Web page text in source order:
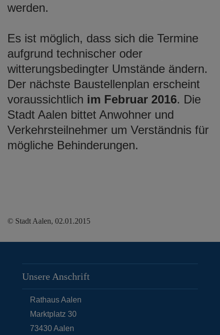
werden.
Es ist möglich, dass sich die Termine
aufgrund technischer oder
witterungsbedingter Umstände ändern.
Der nächste Baustellenplan erscheint
voraussichtlich im Februar 2016. Die
Stadt Aalen bittet Anwohner und
Verkehrsteilnehmer um Verständnis für
mögliche Behinderungen.
© Stadt Aalen, 02.01.2015
Unsere Anschrift
Rathaus Aalen
Marktplatz 30
73430Aalen